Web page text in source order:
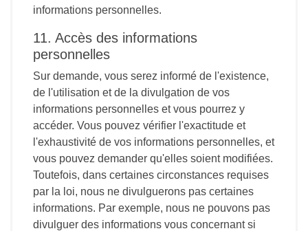
informations personnelles.
11. Accès des informations
personnelles
Sur demande, vous serez informé de l'existence,
de l'utilisation et de la divulgation de vos
informations personnelles et vous pourrez y
accéder. Vous pouvez vérifier l'exactitude et
l'exhaustivité de vos informations personnelles, et
vous pouvez demander qu'elles soient modifiées.
Toutefois, dans certaines circonstances requises
par la loi, nous ne divulguerons pas certaines
informations. Par exemple, nous ne pouvons pas
divulguer des informations vous concernant si